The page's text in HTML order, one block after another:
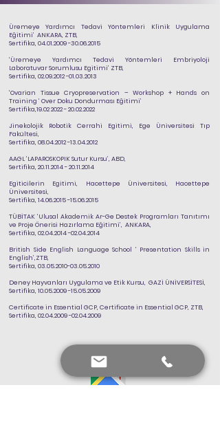
Üremeye Yardımcı Tedavi Yöntemleri
Klinik Uygulama
Eğitimi’ ANKARA, ZTB,
Sertifika, 04.01.2009 -30.06.2015
‘Üremeye Yardımcı Tedavi Yöntemleri Embriyoloji
Laboratuvar Sorumlusu Egitimi’ ZTB,
Sertifika, 02.09.2012 -01.03.2013
‘Ovarian Tissue Cryopreservation – Workshop + Hands on
Training ‘ Over Doku Dondurması Eğitimi’
Sertifika,19.02 2022 - 20.02.2022
Jinekolojik Robotik Cerrahi Egitimi, Ege Üniversitesi Tıp
Fakültesi,
Sertifika, 08.04.2012 -13.04.2012
AAGL ‘LAPAROSKOPIK Sutur Kursu’, ABD,
Sertifika, 20.11.2014 - 20.11.2014
Egiticilerin Egitimi, Hacettepe Üniversitesi, Hacettepe
Üniversitesi,
Sertifika, 14.06.2015 -15.06.2015
TÜBİTAK ‘Ulusal Akademik Ar-Ge Destek Programları Tanıtımı
ve Proje Önerisi Hazırlama Eğitimi’, ANKARA,
Sertifika, 02.04.2014 -02.04.2014
British Side English Language School ‘ Presentation Skills in
English’,ZTB,
Sertifika, 03.05.2010-03.05.2010
Deney Hayvanları Uygulama ve Etik Kursu, GAZİ ÜNİVERSİTESİ,
Sertifika, 10.05.2009 -15.05.2009
Certificate in Essential GCP, Certificate in Essential GCP, ZTB,
Sertifika, 02.04.2009 -02.04.2009